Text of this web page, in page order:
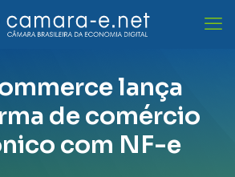
lança
de comércio
com NF-e